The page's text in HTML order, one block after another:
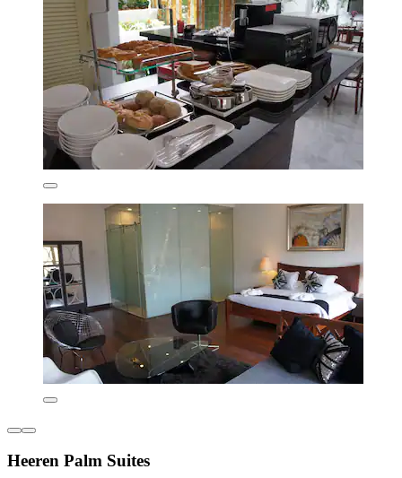
Heeren Palm Suites